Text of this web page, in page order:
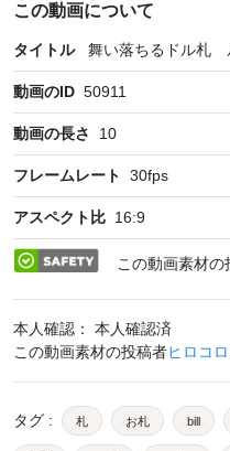
この動画について
タイトル 舞い落ちるドル札
動画のID 50911
動画の長さ 10
フレームレート 30fps
アスペクト比 16:9
この動画素材の
本人確認： 本人確認済
この動画素材の投稿者ヒロコロ
タグ : 札 お札 bill